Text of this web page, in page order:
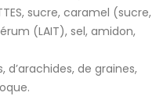
sucre, caramel (sucre,
(LAIT), sel, amidon,
d’arachides, de graines,